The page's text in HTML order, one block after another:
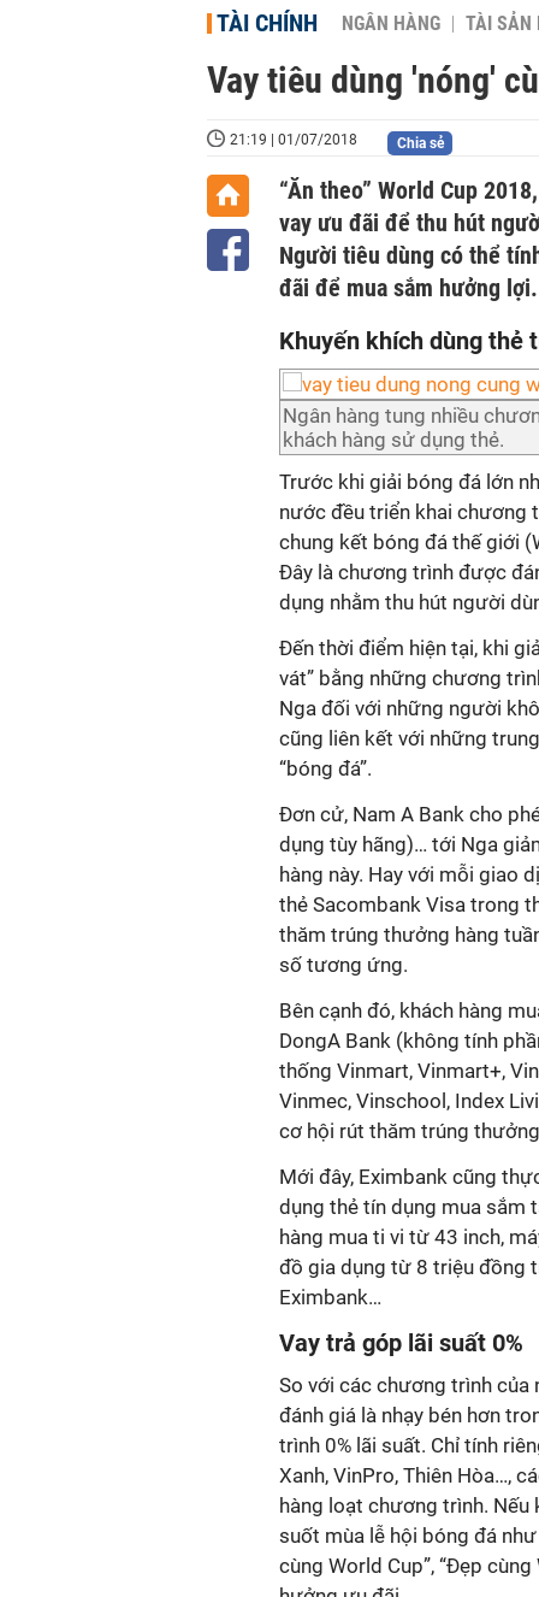
TÀI CHÍNH NGÂN HÀNG TÀI SẢN
Vay tiêu dùng 'nóng'
21:19 | 01/07/2018 Chia sẻ
“Ăn theo” World Cup
vay ưu đãi để thu hút
Người tiêu dùng có thể
đãi để mua sắm hưởng lợi.
Khuyến khích dùng thẻ
Ngân hàng tung nhiều
khách hàng sử dụng thẻ.
Trước khi giải bóng đá lớn
nước đều triển khai chương
chung kết bóng đá thế giới
Đây là chương trình được
dụng nhằm thu hút người
Đến thời điểm hiện tại, khi
vát” bằng những chương
Nga đối với những người
cũng liên kết với những
“bóng đá”.
Đơn cử, Nam A Bank cho
dụng tùy hãng)… tới Nga
hàng này. Hay với mỗi giao
thẻ Sacombank Visa trong
thăm trúng thưởng hàng
số tương ứng.
Bên cạnh đó, khách hàng
DongA Bank (không tính
thống Vinmart, Vinmart+,
Vinmec, Vinschool, Index
cơ hội rút thăm trúng
Mới đây, Eximbank cũng
dụng thẻ tín dụng mua sắm
hàng mua ti vi từ 43 inch,
đồ gia dụng từ 8 triệu đồng
Eximbank…
Vay trả góp lãi suất 0%
So với các chương trình của
đánh giá là nhạy bén hơn
trình 0% lãi suất. Chỉ tính
Xanh, VinPro, Thiên Hòa…,
hàng loạt chương trình. Nếu
suốt mùa lễ hội bóng đá như
cùng World Cup”, “Đẹp